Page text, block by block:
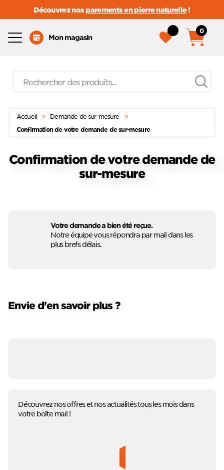
Découvrez nosparements en pierre naturelle!
Mon magasin
0
contenu
Menu
Accueil > Demande de sur-mesure
>
Confirmation de votre demande de sur-mesure
Confirmation de votre demande de
sur-mesure
Votre demande a bien été reçue.
Notre équipe vous répondra par mail dans les
plus brefs délais.
Envie d'en savoir plus ?
Découvrez nos offres et nos actualités tous les mois dans
votre boîte mail !